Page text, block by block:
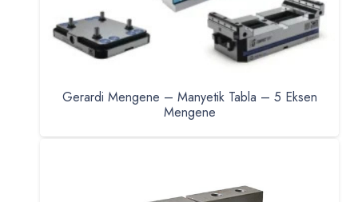
Gerardi Mengene – Manyetik Tabla – 5 Eksen
Mengene